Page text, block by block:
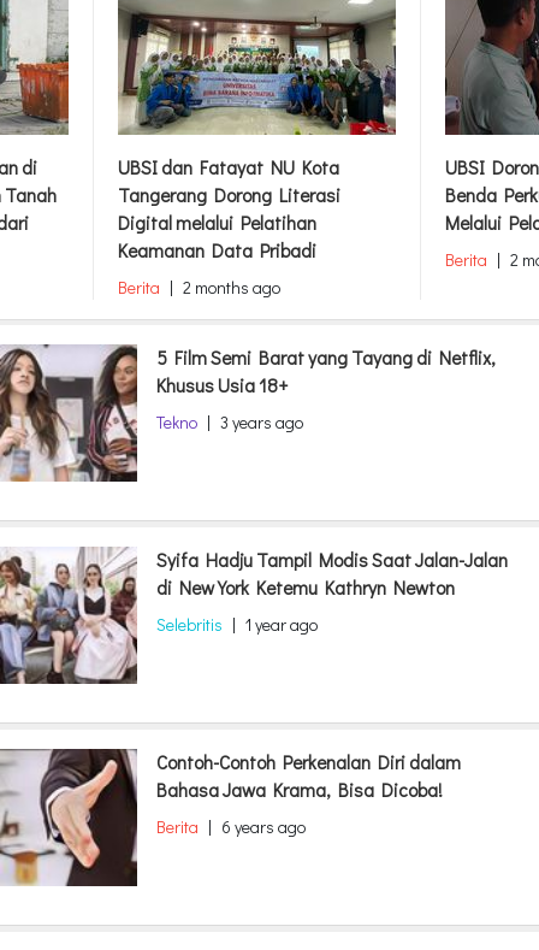
di
Tanah
UBSI dan Fatayat NU Kota
Tangerang Dorong Literasi
Digital melalui Pelatihan
Keamanan Data Pribadi
Berita | 2 months ago
UBSI
Benda
Melalui
Berita | 2
5 Film Semi Barat yang Tayang di Netflix,
Khusus Usia 18+
Tekno | 3 years ago
Syifa Hadju Tampil Modis Saat Jalan-Jalan
di New York Ketemu Kathryn Newton
Selebritis | 1 year ago
Contoh-Contoh Perkenalan Diri dalam
Bahasa Jawa Krama, Bisa Dicoba!
Berita | 6 years ago